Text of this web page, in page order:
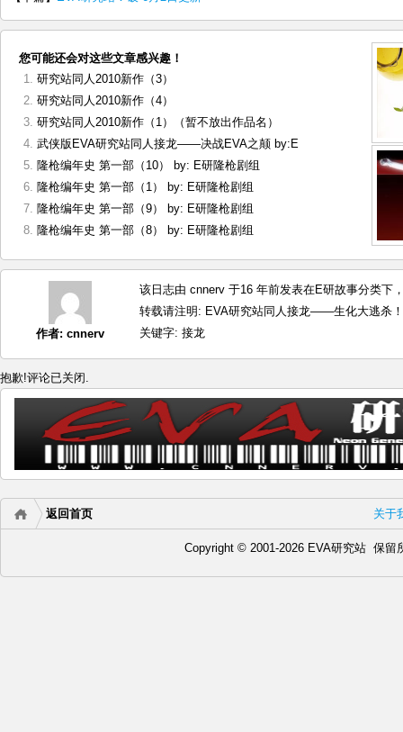
您可能还会对这些文章感兴趣！
研究站同人2010新作（3）
研究站同人2010新作（4）
研究站同人2010新作（1）（暂不放出作品名）
武侠版EVA研究站同人接龙——决战EVA之颠 by:E
隆枪编年史 第一部（10） by: E研隆枪剧组
隆枪编年史 第一部（1） by: E研隆枪剧组
隆枪编年史 第一部（9） by: E研隆枪剧组
隆枪编年史 第一部（8） by: E研隆枪剧组
作者: cnnerv
该日志由 cnnerv 于16 年前发表在E研故事分类下
转载请注明: EVA研究站同人接龙——生化大逃杀
关键字: 接龙
抱歉!评论已关闭.
关于
返回首页
Copyright © 2001-2026 EVA研究站 保